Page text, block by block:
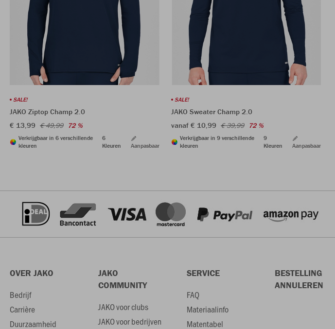
SALE!
JAKO Ziptop Champ 2.0
€ 13,99 € 49,99 72 %
Verkrijgbaar in 6 verschillende
kleuren
6
Kleuren
Aanpasbaar
SALE!
JAKO Sweater Champ 2.0
vanaf € 10,99 € 39,99 72 %
Verkrijgbaar in 9 verschillende
kleuren
9
Kleuren
Aanpasbaar
OVER JAKO
Bedrijf
Carrière
Duurzaamheid
JAKO
COMMUNITY
JAKO voor clubs
JAKO voor bedrijven
SERVICE
FAQ
Materiaalinfo
Matentabel
BESTELLING
ANNULEREN